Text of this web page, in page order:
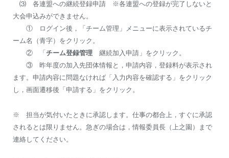
⑶ 各連盟への継続登録申請 ※各連盟への登録が完了しないと
大会申込みができません。
① ログイン後，「チーム管理」メニューに表示されているチ
ーム名（青字）をクリック。
② 「チーム登録管理 継続加入申請」をクリック。
③ 昨年度の加入先団体情報と，申請内容，登録料が表示され
ます。申請内容に問題なければ「入力内容を確認する」をクリック
し，画面遷移後「申請する」をクリック。
※ 担当が気付いたときに承認します。仕事の都合上，すぐに承認
されるとは限りません。急ぎの場合は，情報委員長（上之園）まで
連絡してください。